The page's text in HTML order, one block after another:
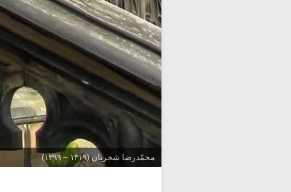
محمّدرضا شجریان (۱۳۱۹ – ۱۳۹۹)